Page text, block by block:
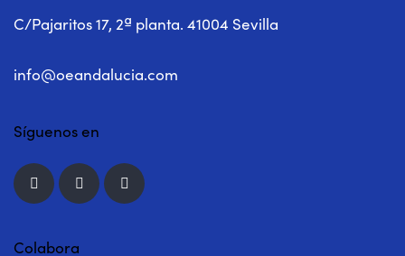
C/Pajaritos 17, 2ª planta. 41004 Sevilla
info@oeandalucia.com
Síguenos en
Colabora